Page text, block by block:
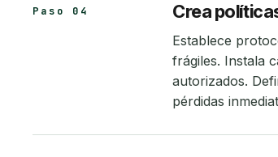
Paso 04 Crea
Establece
frágiles. Instala
autorizados.
pérdidas